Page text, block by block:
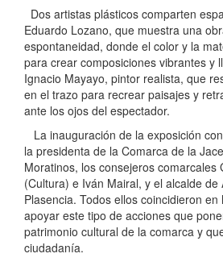
Dos artistas plásticos comparten
Eduardo Lozano, que muestra una
espontaneidad, donde el color y la
para crear composiciones vibrantes y
Ignacio Mayayo, pintor realista, que
en el trazo para recrear paisajes y
ante los ojos del espectador.
La inauguración de la exposición
la presidenta de la Comarca de la
Moratinos, los consejeros comarcales
(Cultura) e Iván Mairal, y el alcalde de
Plasencia. Todos ellos coincidieron
apoyar este tipo de acciones que
patrimonio cultural de la comarca y
ciudadanía.